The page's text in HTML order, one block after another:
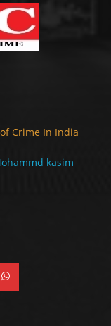
Crime In India
kasim